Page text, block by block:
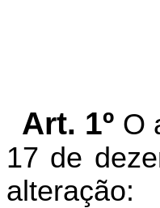
Art. 1º O
17 de
alteração: